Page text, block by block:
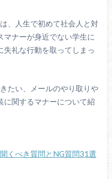
、人生で初めて社会人と対
ナーが身近でない学生に
失礼な行動を取ってしまっ
たい、メールのやり取りや
に関するマナーについて紹
くべき質問とNG質問31選